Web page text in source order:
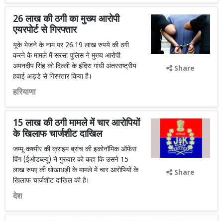
26 लाख की ठगी का मुख्य आरोपी
एयरपोर्ट से गिरफ्तार
यूके भेजने के नाम पर 26.19 लाख रुपये की ठगी
करने के मामले में सरसा पुलिस ने मुख्य आरोपी
अमनदीप सिंह को दिल्ली के इंदिरा गांधी अंतरराष्ट्रीय
हवाई अड्डे से गिरफ्तार किया है।
हरियाणा
Share
15 लाख की ठगी मामले में चार आरोपियों
के खिलाफ चार्जशीट दाखिल
जम्मू-कश्मीर की क्राइम ब्रांच की इकोनॉमिक ऑफेंस
विंग (ईओडब्ल्यू) ने गुरुवार को कहा कि उसने 15
लाख रुपए की धोखाधड़ी के मामले में चार आरोपियों के
खिलाफ चार्जशीट दाखिल की है।
देश
Share